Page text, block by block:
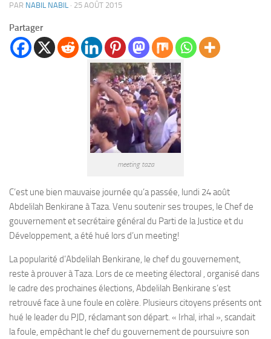
PAR NABIL NABIL · 25 AOÛT 2015
Partager
meeting taza
C’est une bien mauvaise journée qu’a passée, lundi 24 août
Abdelilah Benkirane à Taza. Venu soutenir ses troupes, le Chef de
gouvernement et secrétaire général du Parti de la Justice et du
Développement, a été hué lors d’un meeting!
La popularité d’Abdelilah Benkirane, le chef du gouvernement,
reste à prouver à Taza. Lors de ce meeting électoral , organisé dans
le cadre des prochaines élections, Abdelilah Benkirane s’est
retrouvé face à une foule en colère. Plusieurs citoyens présents ont
hué le leader du PJD, réclamant son départ. « Irhal, irhal », scandait
la foule, empêchant le chef du gouvernement de poursuivre son